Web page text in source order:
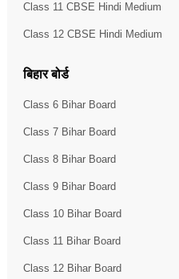
Class 11 CBSE Hindi Medium
Class 12 CBSE Hindi Medium
बिहार बोर्ड
Class 6 Bihar Board
Class 7 Bihar Board
Class 8 Bihar Board
Class 9 Bihar Board
Class 10 Bihar Board
Class 11 Bihar Board
Class 12 Bihar Board